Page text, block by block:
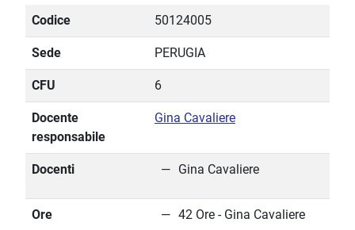
Codice 50124005
Sede PERUGIA
CFU 6
Docente
responsabile
Gina Cavaliere
Docenti Gina Cavaliere
Ore 42 Ore - Gina Cavaliere